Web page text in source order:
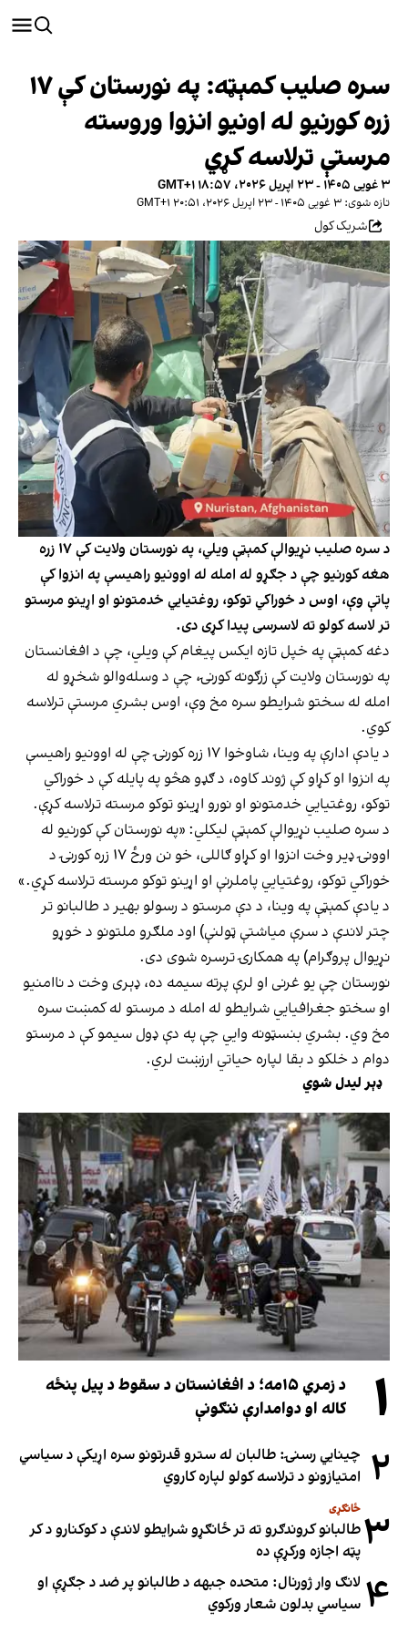
سره صلیب کمېټه: په نورستان کې ۱۷
زره کورنیو له اونیو انزوا وروسته
مرستې ترلاسه کړي
۳ غویی ۱۴۰۵ - ۲۳ اپریل ۲۰۲۶، ۱۸:۵۷ GMT+۱
تازه شوی: ۳ غویی ۱۴۰۵ - ۲۳ اپریل ۲۰۲۶، ۲۰:۵۱ GMT+۱
شریک کول
د سره صلیب نړیوالې کمېټې ویلي، په نورستان ولایت کې ۱۷ زره
هغه کورنیو چې د جګړو له امله له اوونیو راهیسې په انزوا کې
پاتې وې، اوس د خوراکي توکو، روغتیايي خدمتونو او اړینو مرستو
تر لاسه کولو ته لاسرسی پیدا کړی دی.
دغه کمېټې په خپل تازه ایکس پیغام کې ویلي، چې د افغانستان
په نورستان ولایت کې زرګونه کورنۍ، چې د وسله‌والو شخړو له
امله له سختو شرایطو سره مخ وې، اوس بشري مرستې ترلاسه
کوي.
د یادې ادارې په وینا، شاوخوا ۱۷ زره کورنۍ چې له اوونیو راهیسې
په انزوا او کړاو کې ژوند کاوه، د ګډو هڅو په پایله کې د خوراکي
توکو، روغتیايي خدمتونو او نورو اړینو توکو مرسته ترلاسه کړې.
د سره صلیب نړیوالې کمېټې لیکلي: «په نورستان کې کورنیو له
اوونۍ ډیر وخت انزوا او کړاو ګاللی، خو نن ورځ ۱۷ زره کورنۍ د
خوراکي توکو، روغتیايي پاملرنې او اړینو توکو مرسته ترلاسه کړي.»
د یادې کمېټې په وینا، د دې مرستو د رسولو بهیر د طالبانو تر
چتر لاندې د سرې میاشتې ټولنې) اود ملګرو ملتونو د خوړو
نړیوال پروګرام) په همکارۍ ترسره شوی دی.
نورستان چې یو غرنی او لرې پرته سیمه ده، ډېری وخت د ناامنیو
او سختو جغرافیایي شرایطو له امله د مرستو له کمښت سره
مخ وي. بشري بنسټونه وایي چې په دې ډول سیمو کې د مرستو
دوام د خلکو د بقا لپاره حیاتي ارزښت لري.
ډېر لیدل شوي
۱
د زمري ۱۵مه؛ د افغانستان د سقوط د پیل پنځه
کاله او دوامدارې ننګونې
۲ چینایي رسنۍ: طالبان له سترو قدرتونو سره اړیکې د سیاسي
امتیازونو د ترلاسه کولو لپاره کاروي
۳ ځانګړی
طالبانو کروندګرو ته تر ځانګړو شرایطو لاندې د کوکنارو د کر
پټه اجازه ورکړې ده
۴ لانګ وار ژورنال: متحده جبهه د طالبانو پر ضد د جګړې او
سیاسي بدلون شعار ورکوي